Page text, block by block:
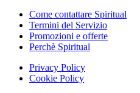
Come contattare Spiritual
Termini del Servizio
Promozioni e offerte
Perchè Spiritual
Privacy Policy
Cookie Policy